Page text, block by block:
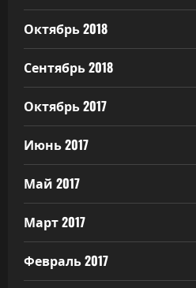
Октябрь 2018
Сентябрь 2018
Октябрь 2017
Июнь 2017
Май 2017
Март 2017
Февраль 2017